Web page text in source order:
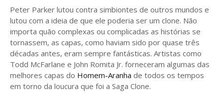
Peter Parker lutou contra simbiontes de outros mundos e
lutou com a ideia de que ele poderia ser um clone. Não
importa quão complexas ou complicadas as histórias se
tornassem, as capas, como haviam sido por quase três
décadas antes, eram sempre fantásticas. Artistas como
Todd McFarlane e John Romita Jr. forneceram algumas das
melhores capas do Homem-Aranha de todos os tempos
em torno da loucura que foi a Saga Clone.